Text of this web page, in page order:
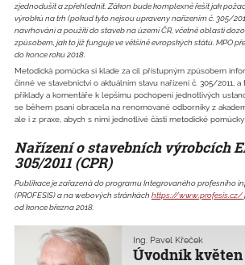
zjednodušit a zpřehlednit. Zákon bude komplexně řešit jak
výrobků na trh (pokud tyto nejsou upraveny nařízením č. 305/
navrhování a použití do staveb na území ČR, včetně oblasti
způsobem, jak to již funguje ve většině evropských států. MPO
do konce roku 2018.
Metodická pomůcka si klade za cíl přístupným způsobem
činné ve stavebnictví o aktuálním stavu nařízení č. 305/2011,
příklady a komentáře k lepšímu pochopení jednotlivých
se během psaní obracela na renomované odborníky z
ale i z praxe, abych s nimi jednotlivé části metodické pomůcky
Nařízení o stavebních výrobcích
305/2011 (CPR)
Publikace je zařazená do programu Integrovaného profesního
(PROFESIS) a na webových stránkách https://www.profesis.cz/
od konce března 2018.
Úvodník květen
Ing. Pavel Křeček